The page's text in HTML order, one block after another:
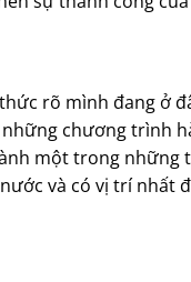
rõ mình đang ở
chương trình
một trong những
và có vị trí nhất